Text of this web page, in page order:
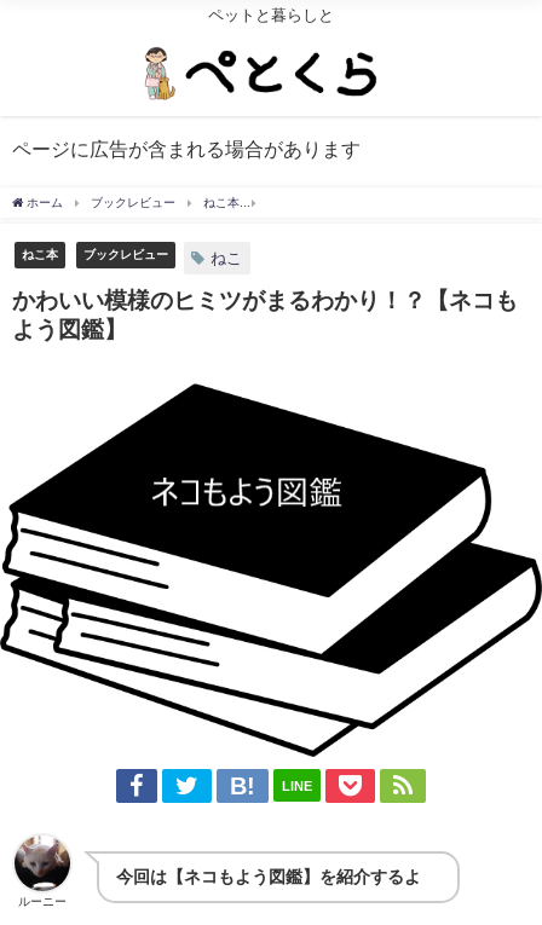
ペットと暮らしと
ページに広告が含まれる場合があります
ホーム ブックレビュー ねこ本
ねこ本 ブックレビュー ねこ
かわいい模様のヒミツがまるわかり！？【ネコも
よう図鑑】
LINE
ルーニー
今回は【ネコもよう図鑑】を紹介するよ